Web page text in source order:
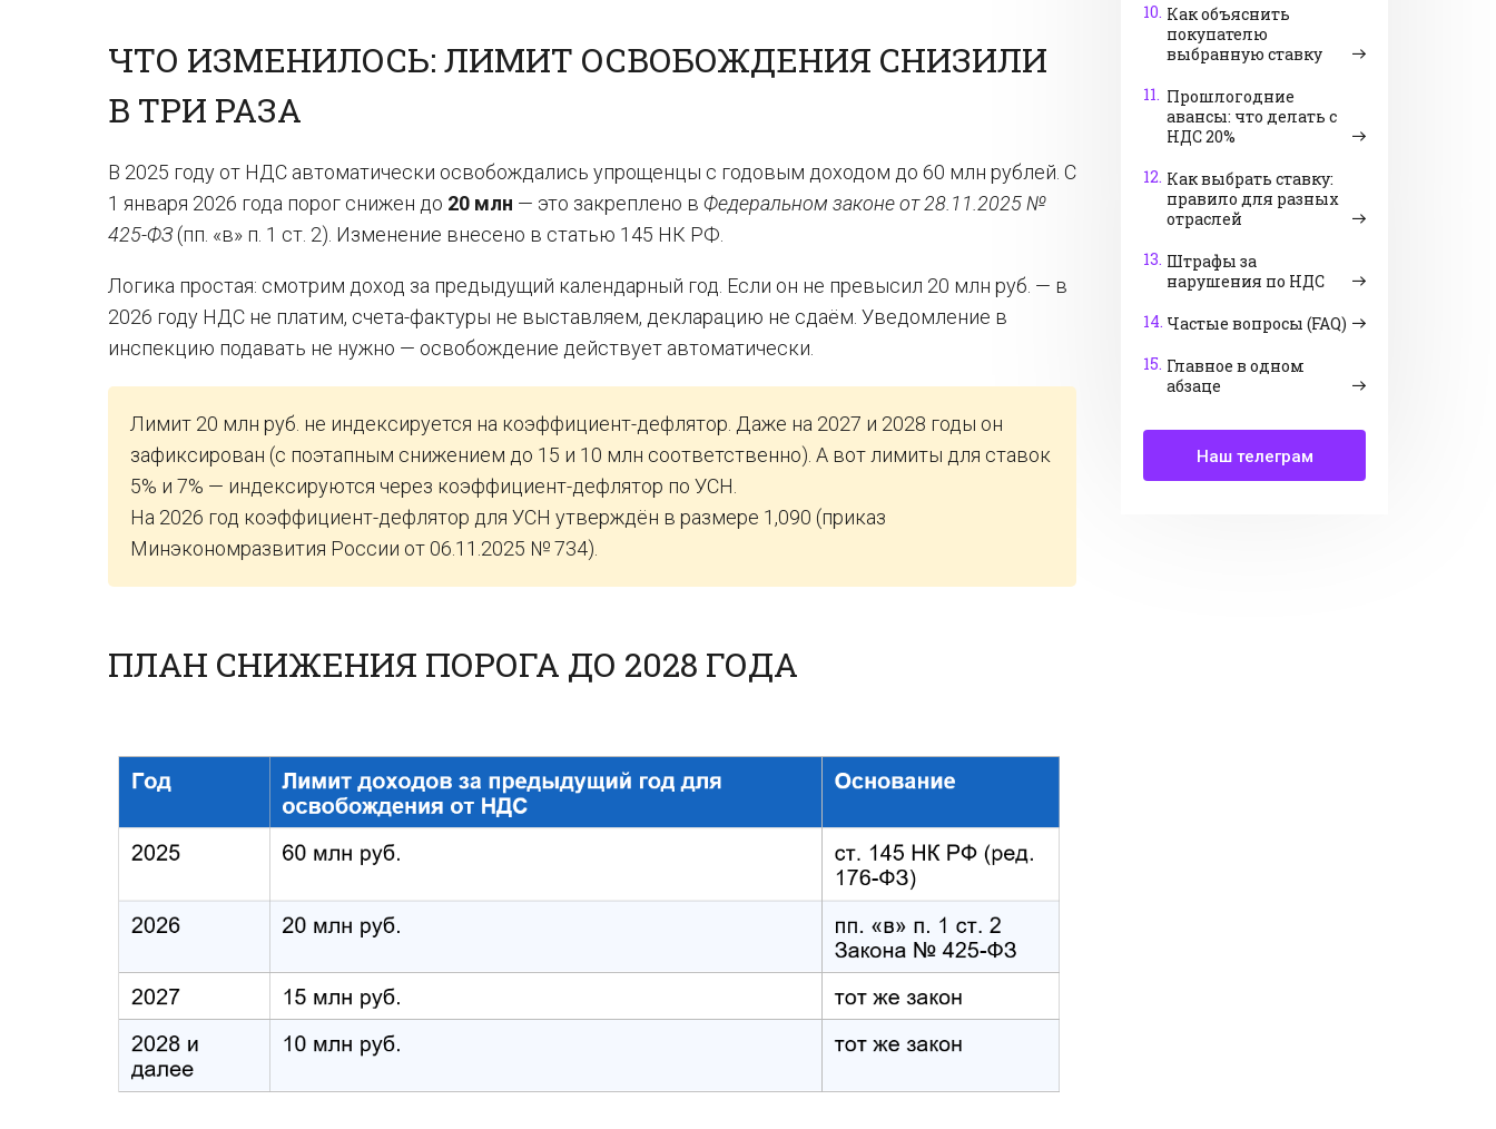
10. Как объяснить
покупателю
выбранную ставку
11. Прошлогодние
авансы: что делать с
НДС 20%
12. Как выбрать ставку:
правило для разных
отраслей
13. Штрафы за
нарушения по НДС
14. Частые вопросы (FAQ)
15. Главное в одном
абзаце
Наш телеграм
ЧТО ИЗМЕНИЛОСЬ: ЛИМИТ ОСВОБОЖДЕНИЯ СНИЗИЛИ
В ТРИ РАЗА
В 2025 году от НДС автоматически освобождались упрощенцы с годовым доходом до 60 млн рублей. С
1 января 2026 года порог снижен до 20 млн — это закреплено в Федеральном законе от 28.11.2025 №
425-ФЗ(пп. «в» п. 1 ст. 2). Изменение внесено в статью 145 НК РФ.
Логика простая: смотрим доход за предыдущий календарный год. Если он не превысил 20 млн руб. — в
2026 году НДС не платим, счета-фактуры не выставляем, декларацию не сдаём. Уведомление в
инспекцию подавать не нужно — освобождение действует автоматически.
Лимит 20 млн руб. не индексируется на коэффициент-дефлятор. Даже на 2027 и 2028 годы он
зафиксирован (с поэтапным снижением до 15 и 10 млн соответственно). А вот лимиты для ставок
5% и 7% — индексируются через коэффициент-дефлятор по УСН.
На 2026 год коэффициент-дефлятор для УСН утверждён в размере 1,090 (приказ
Минэкономразвития России от 06.11.2025 № 734).
ПЛАН СНИЖЕНИЯ ПОРОГА ДО 2028 ГОДА